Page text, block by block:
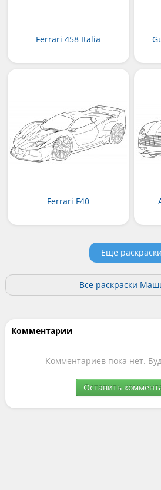
Ferrari 458 Italia
Ferrari F40
Еще раскраски
Все раскраски
Комментарии
Комментариев пока нет.
Оставить